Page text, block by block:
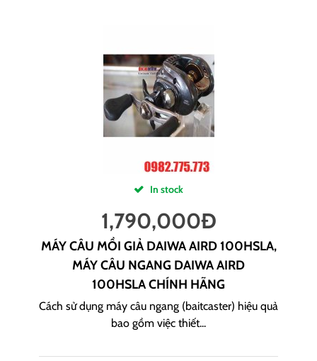
In stock
1,790,000Đ
MÁY CÂU MỒI GIẢ DAIWA AIRD 100HSLA,
MÁY CÂU NGANG DAIWA AIRD
100HSLA CHÍNH HÃNG
Cách sử dụng máy câu ngang (baitcaster) hiệu quả
bao gồm việc thiết...